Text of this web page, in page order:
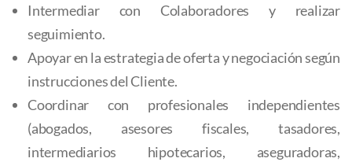
Intermediar con Colaboradores y realizar
seguimiento.
Apoyar en la estrategia de oferta y negociación según
instrucciones del Cliente.
Coordinar con profesionales independientes
(abogados, asesores fiscales, tasadores,
intermediarios hipotecarios, aseguradoras,